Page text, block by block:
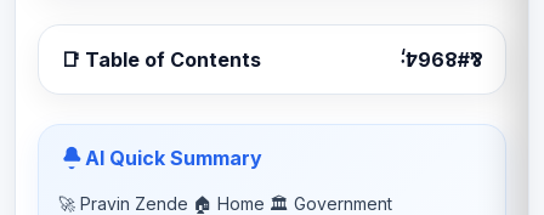
📑 Table of Contents
AI Quick Summary
🚀 Pravin Zende 🏠 Home 🏛 Government